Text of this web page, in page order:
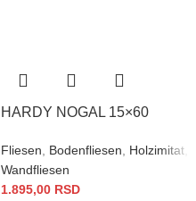
HARDY NOGAL 15×60
Fliesen, Bodenfliesen, Holzimitat
Wandfliesen
1.895,00 RSD